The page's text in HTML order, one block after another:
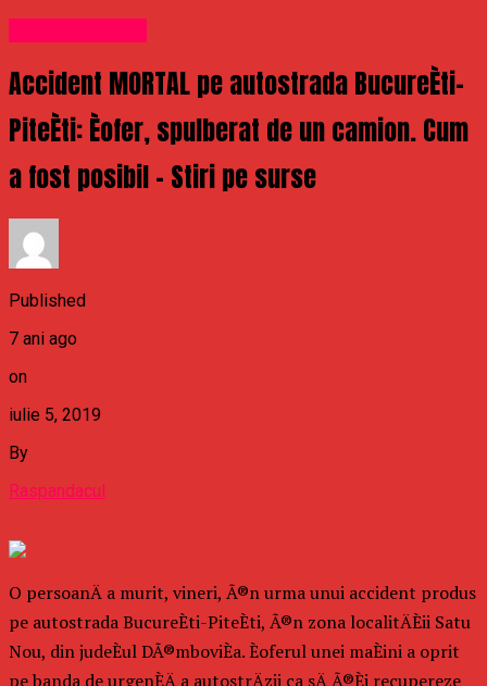
Accident MORTAL pe autostrada BucureÈti-
PiteÈti: Èofer, spulberat de un camion. Cum
a fost posibil – Stiri pe surse
Published
7 ani ago
on
iulie 5, 2019
By
Raspandacul
O persoanÄ a murit, vineri, Ã®n urma unui accident produs
pe autostrada BucureÈti-PiteÈti, Ã®n zona localitÄÈii Satu
Nou, din judeÈul DÃ®mboviÈa. Èoferul unei maÈini a oprit
pe banda de urgenÈÄ a autostrÄzii ca sÄ Ã®Èi recupereze